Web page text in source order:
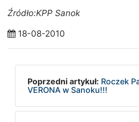
Źródło:KPP Sanok
18-08-2010
Poprzedni artykuł: Roczek
VERONA w Sanoku!!!